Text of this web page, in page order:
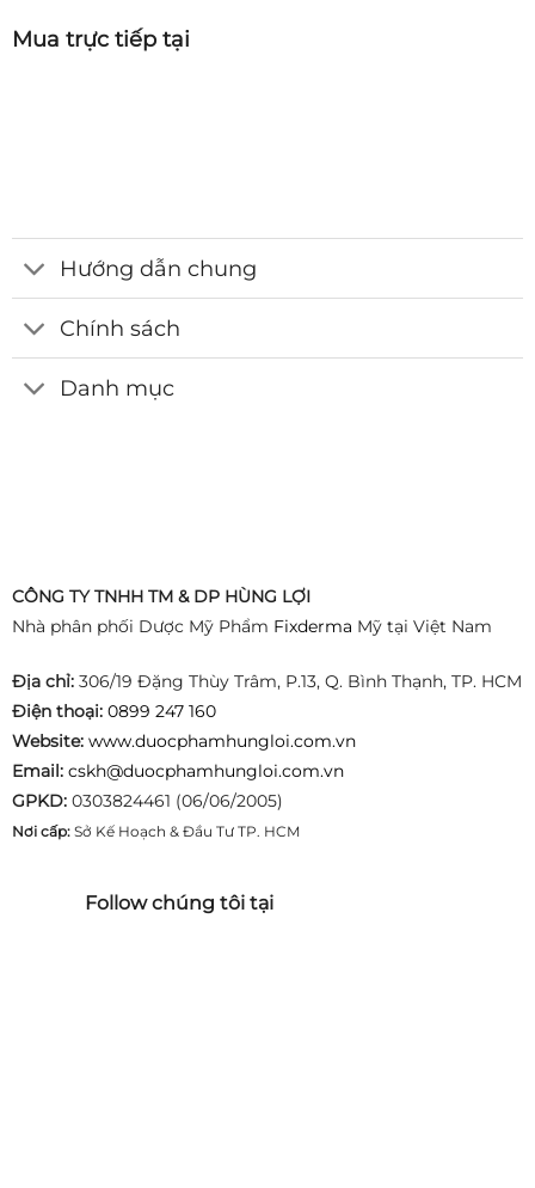
Mua trực tiếp tại
Hướng dẫn chung
Chính sách
Danh mục
CÔNG TY TNHH TM & DP HÙNG LỢI
Nhà phân phối Dược Mỹ Phẩm Fixderma Mỹ tại Việt Nam
Địa chỉ:306/19 Đặng Thùy Trâm, P.13, Q. Bình Thạnh, TP. HCM
Điện thoại: 0899 247 160
Website: www.duocphamhungloi.com.vn
Email: cskh@duocphamhungloi.com.vn
GPKD:0303824461 (06/06/2005)
Nơi cấp:Sở Kế Hoạch & Đầu Tư TP. HCM
Follow chúng tôi tại